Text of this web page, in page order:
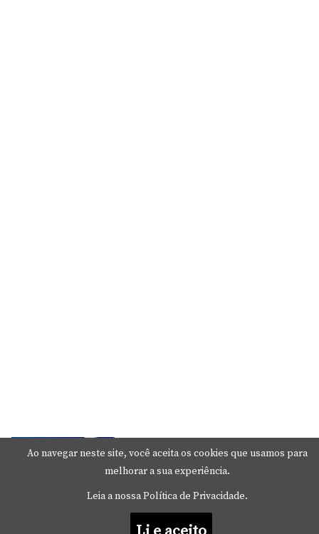
Mude Estes Ajustes Agora no Seu Mac
23 de junho de 2026
Ao navegar neste site, você aceita os cookies que usamos para
melhorar a sua experiência.
Leia a nossa Política de Privacidade.